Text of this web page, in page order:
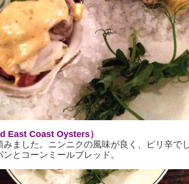
East Coast Oysters）
ました。ニンニクの風味が良く、ピリ辛で
とコーンミールブレッド。